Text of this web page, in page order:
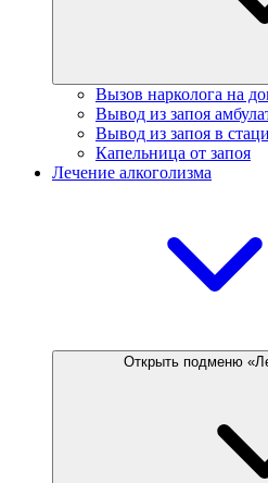
Вызов нарколога на
Вывод из запоя
Вывод из запоя в
Капельница от запоя
Лечение алкоголизма
Открыть подменю